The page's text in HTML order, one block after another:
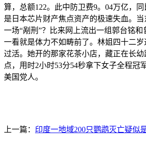
算，总额122。此中防卫费9。04万亿，
是日本芯片财产焦点资产的极速失血。
一场“剐刑”？比来网上流出一组郭台铭
一看就是体力不如畴前了。林姐四十二
过活。她开的那家花茶小店，藏正在长
点，用时2小时53分54秒拿下女子全程
美国党人。
上一篇： 印度一地域200只鹦鹉灭亡疑似